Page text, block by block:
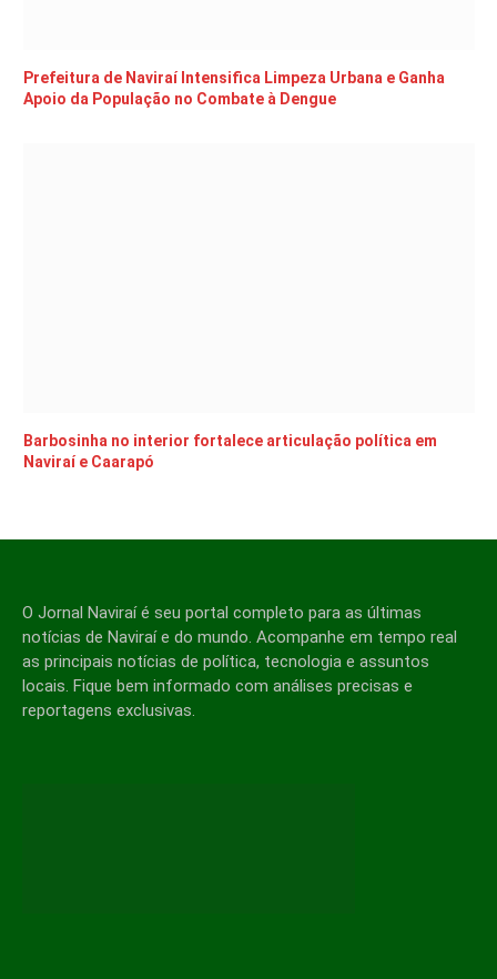
Prefeitura de Naviraí Intensifica Limpeza Urbana e Ganha
Apoio da População no Combate à Dengue
Barbosinha no interior fortalece articulação política em
Naviraí e Caarapó
O Jornal Naviraí é seu portal completo para as últimas
notícias de Naviraí e do mundo. Acompanhe em tempo real
as principais notícias de política, tecnologia e assuntos
locais. Fique bem informado com análises precisas e
reportagens exclusivas.